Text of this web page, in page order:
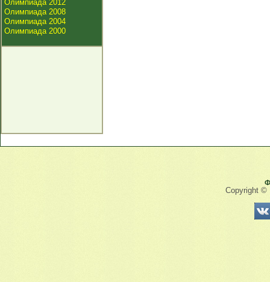
Олимпиада 2012
Олимпиада 2008
Олимпиада 2004
Олимпиада 2000
Copyright ©